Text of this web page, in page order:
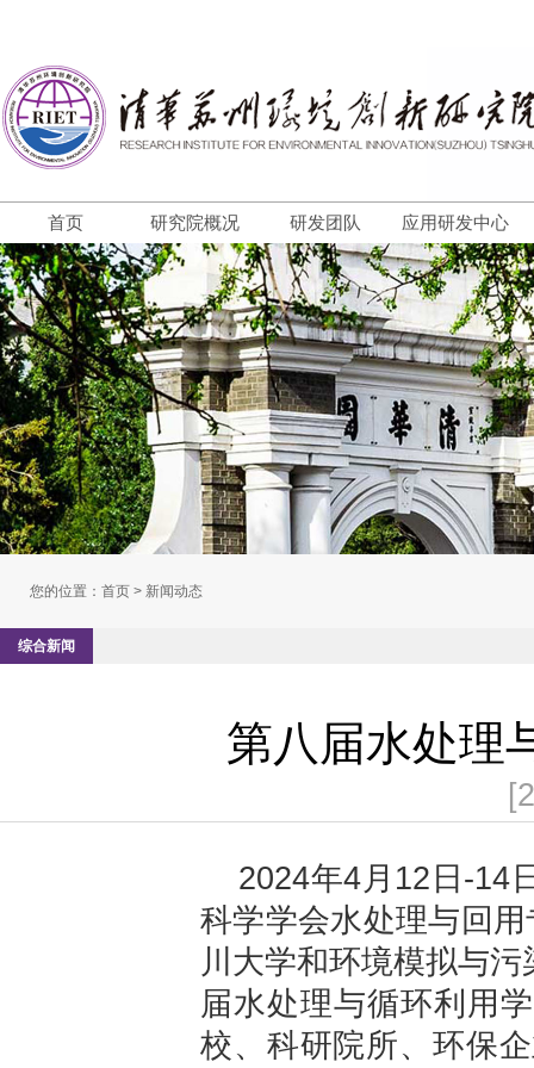
首页 研究院概况 研发团队 应用研发中心
您的位置： 首页 > 新闻动态
综合新闻
第八届水处理
2024年4月12日-14
科学学会水处理与回
川大学和环境模拟与
届水处理与循环利用
校、科研院所、环保